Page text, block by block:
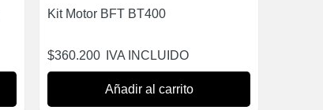
Kit Motor BFT BT400
$360.200 IVA INCLUIDO
Añadir al carrito